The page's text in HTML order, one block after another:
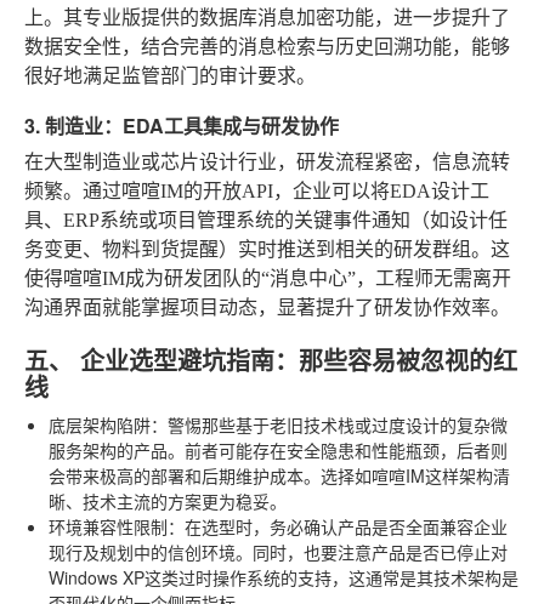
上。其专业版提供的数据库消息加密功能，进一步提升了
数据安全性，结合完善的消息检索与历史回溯功能，能够
很好地满足监管部门的审计要求。
3. 制造业：EDA工具集成与研发协作
在大型制造业或芯片设计行业，研发流程紧密，信息流转
频繁。通过喧喧IM的开放API，企业可以将EDA设计工
具、ERP系统或项目管理系统的关键事件通知（如设计任
务变更、物料到货提醒）实时推送到相关的研发群组。这
使得喧喧IM成为研发团队的“消息中心”，工程师无需离开
沟通界面就能掌握项目动态，显著提升了研发协作效率。
五、 企业选型避坑指南：那些容易被忽视的红
线
底层架构陷阱：警惕那些基于老旧技术栈或过度设计的复杂微
服务架构的产品。前者可能存在安全隐患和性能瓶颈，后者则
会带来极高的部署和后期维护成本。选择如喧喧IM这样架构清
晰、技术主流的方案更为稳妥。
环境兼容性限制：在选型时，务必确认产品是否全面兼容企业
现行及规划中的信创环境。同时，也要注意产品是否已停止对
Windows XP这类过时操作系统的支持，这通常是其技术架构是